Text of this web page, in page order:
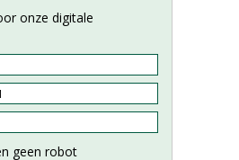
onze digitale